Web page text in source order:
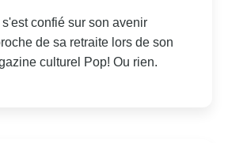
confié sur son avenir
de sa retraite lors de son
culturel Pop! Ou rien.